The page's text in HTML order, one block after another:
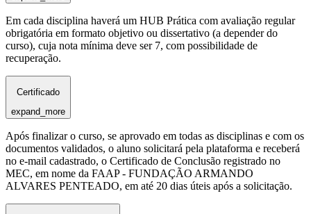
Em cada disciplina haverá um HUB Prática com avaliação regular
obrigatória em formato objetivo ou dissertativo (a depender do
curso), cuja nota mínima deve ser 7, com possibilidade de
recuperação.
Certificado
expand_more
Após finalizar o curso, se aprovado em todas as disciplinas e com os
documentos validados, o aluno solicitará pela plataforma e receberá
no e-mail cadastrado, o Certificado de Conclusão registrado no
MEC, em nome da FAAP - FUNDAÇÃO ARMANDO
ALVARES PENTEADO, em até 20 dias úteis após a solicitação.